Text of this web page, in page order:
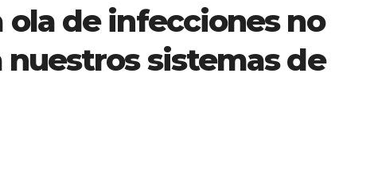
ola de infecciones no
nuestros sistemas de